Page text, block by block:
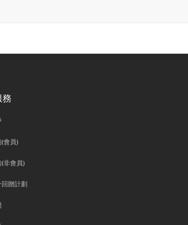
務
會員)
非會員)
贈計劃